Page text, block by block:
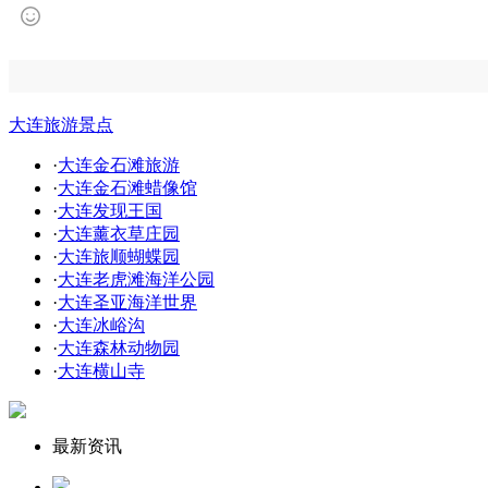
大连旅游景点
·大连金石滩旅游
·大连金石滩蜡像馆
·大连发现王国
·大连薰衣草庄园
·大连旅顺蝴蝶园
·大连老虎滩海洋公园
·大连圣亚海洋世界
·大连冰峪沟
·大连森林动物园
·大连横山寺
最新资讯